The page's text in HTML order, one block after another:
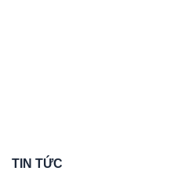
TIN TỨC